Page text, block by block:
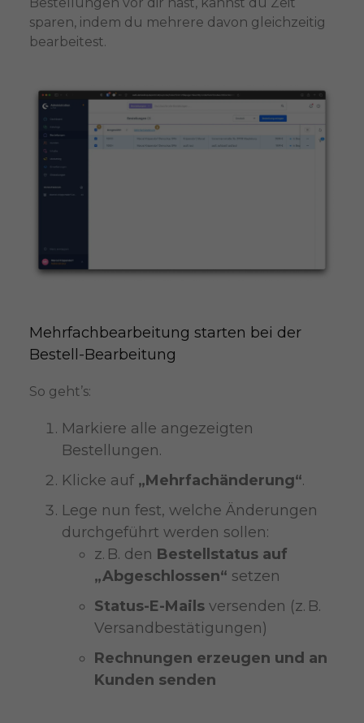
sparen, indem du mehrere davon gleichzeitig
bearbeitest.
Mehrfachbearbeitung starten bei der
Bestell-Bearbeitung
So geht’s:
Markiere alle angezeigten
Bestellungen.
Klicke auf „Mehrfachänderung“.
Lege nun fest, welche Änderungen
durchgeführt werden sollen:
z. B. den Bestellstatus auf
„Abgeschlossen“ setzen
Status-E-Mailsversenden (z. B.
Versandbestätigungen)
Rechnungen erzeugen und an
Kunden senden